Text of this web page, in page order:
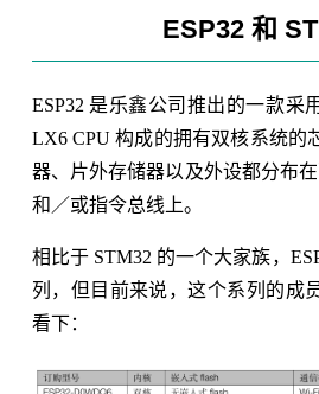
ESP32 和
ESP32 是乐鑫公司推出的一款采
LX6 CPU 构成的拥有双核系统的
器、片外存储器以及外设都分布
和／或指令总线上。
相比于 STM32 的一个大家族，
列，但目前来说，这个系列的成
看下：